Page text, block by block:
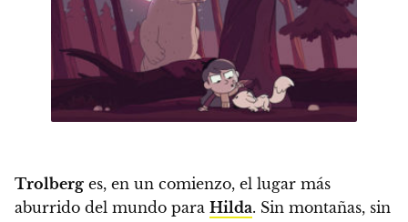
Trolberg es, en un comienzo, el lugar más
aburrido del mundo para Hilda. Sin montañas, sin